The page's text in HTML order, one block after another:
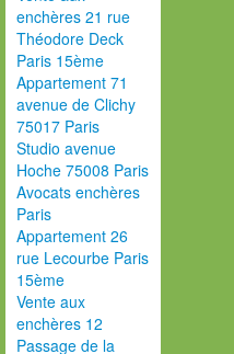
enchères 21 rue
Théodore Deck
Paris 15ème
Appartement 71
avenue de Clichy
75017 Paris
Studio avenue
Hoche 75008 Paris
Avocats enchères
Paris
Appartement 26
rue Lecourbe Paris
15ème
Vente aux
enchères 12
Passage de la